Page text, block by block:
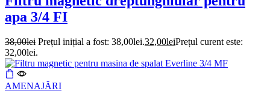
apa 3/4 FI
38,00lei Prețul inițial a fost: 38,00lei.32,00leiPrețul curent este:
32,00lei.
AMENAJĂRI